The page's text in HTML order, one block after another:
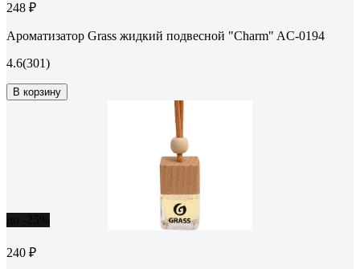
248 ₽
Ароматизатор Grass жидкий подвесной "Charm" AC-0194
4.6(301)
В корзину
240 ₽